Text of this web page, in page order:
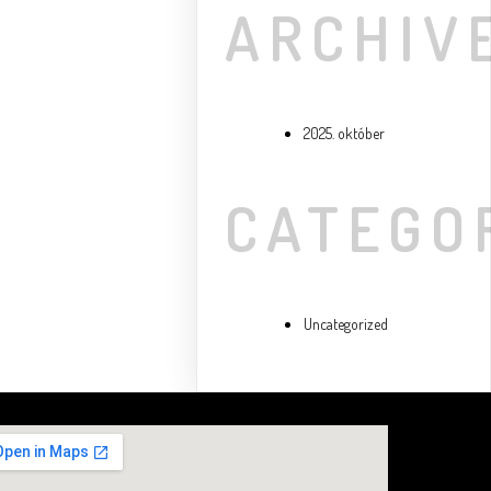
2025. október
Uncategorized